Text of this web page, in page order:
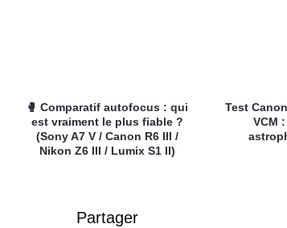
🥊 Comparatif autofocus : qui
est vraiment le plus fiable ?
(Sony A7 V / Canon R6 III /
Nikon Z6 III / Lumix S1 II)
Test
VCM
Partager